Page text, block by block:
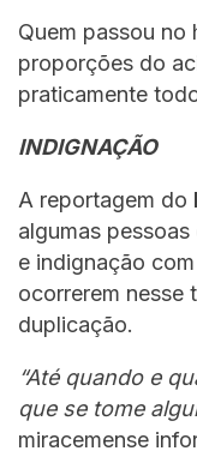
Quem passou
proporções do
praticamente
INDIGNAÇÃO
A reportagem do
algumas
e indignação
ocorrerem nesse
duplicação.
“Até quando e
que se tome
miracemense